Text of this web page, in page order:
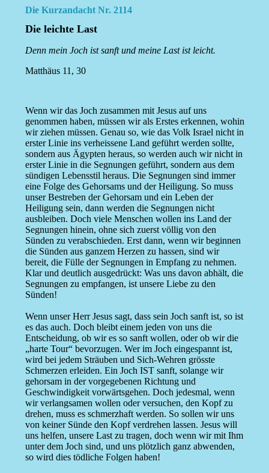
Die Kurzandacht Nr. 2114
Die leichte Last
Denn mein Joch ist sanft und meine Last ist leicht.
Matthäus 11, 30
Wenn wir das Joch zusammen mit Jesus auf uns
genommen haben, müssen wir als Erstes erkennen, wohin
wir ziehen müssen. Genau so, wie das Volk Israel nicht in
erster Linie ins verheissene Land geführt werden sollte,
sondern aus Ägypten heraus, so werden auch wir nicht in
erster Linie in die Segnungen geführt, sondern aus dem
sündigen Lebensstil heraus. Die Segnungen sind immer
eine Folge des Gehorsams und der Heiligung. So muss
unser Bestreben der Gehorsam und ein Leben der
Heiligung sein, dann werden die Segnungen nicht
ausbleiben. Doch viele Menschen wollen ins Land der
Segnungen hinein, ohne sich zuerst völlig von den
Sünden zu verabschieden. Erst dann, wenn wir beginnen
die Sünden aus ganzem Herzen zu hassen, sind wir
bereit, die Fülle der Segnungen in Empfang zu nehmen.
Klar und deutlich ausgedrückt: Was uns davon abhält, die
Segnungen zu empfangen, ist unsere Liebe zu den
Sünden!
Wenn unser Herr Jesus sagt, dass sein Joch sanft ist, so ist
es das auch. Doch bleibt einem jeden von uns die
Entscheidung, ob wir es so sanft wollen, oder ob wir die
„harte Tour“ bevorzugen. Wer im Joch eingespannt ist,
wird bei jedem Sträuben und Sich-Wehren grösste
Schmerzen erleiden. Ein Joch IST sanft, solange wir
gehorsam in der vorgegebenen Richtung und
Geschwindigkeit vorwärtsgehen. Doch jedesmal, wenn
wir verlangsamen wollen oder versuchen, den Kopf zu
drehen, muss es schmerzhaft werden. So sollen wir uns
von keiner Sünde den Kopf verdrehen lassen. Jesus will
uns helfen, unsere Last zu tragen, doch wenn wir mit Ihm
unter dem Joch sind, und uns plötzlich ganz abwenden,
so wird dies tödliche Folgen haben!